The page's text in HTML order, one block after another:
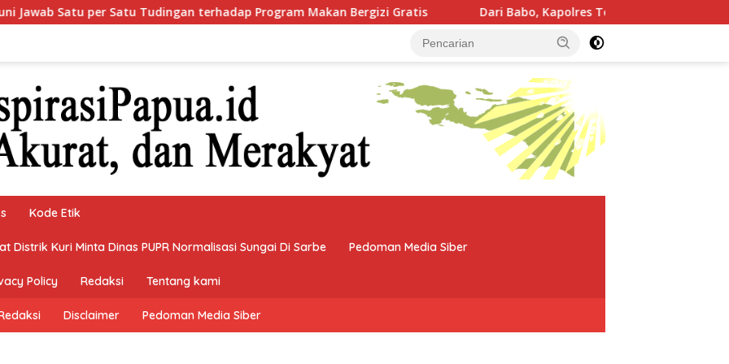
Tudingan terhadap Program Makan Bergizi Gratis Dari Babo, Kapolres Teluk Bintuni Perkuat Kemitraan dengan
Kode Etik
Distrik Kuri Minta Dinas PUPR Normalisasi Sungai Di Sarbe Pedoman Media Siber
Policy Redaksi Tentang kami
Disclaimer Pedoman Media Siber